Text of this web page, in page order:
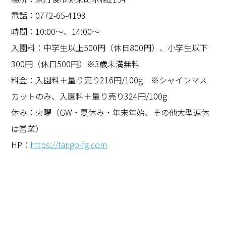
電話： 0772-65-4193
時間： 10:00～、 14:00～
入園料：中学生以上500円（休日800円）、小学生以下
300円（休日500円）※3歳未満無料
料金：入園料＋量り売り216円/100g ※シャインマス
カットのみ、入園料＋量り売り324円/100g
休み：火曜（GW ・夏休み・年末年始、その他大型連休
は営業）
HP ： https://tango-fg.com